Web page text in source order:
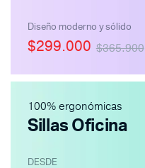
Diseño moderno y sólido
$365.900
$299.000
100% ergonómicas
Sillas Oficina
DESDE